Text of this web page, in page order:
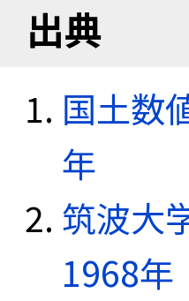
出典
国土数
年
筑波大
1968年